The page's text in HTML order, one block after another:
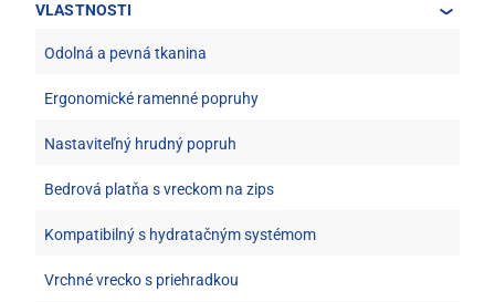
VLASTNOSTI
Odolná a pevná tkanina
Ergonomické ramenné popruhy
Nastaviteľný hrudný popruh
Bedrová platňa s vreckom na zips
Kompatibilný s hydratačným systémom
Vrchné vrecko s priehradkou